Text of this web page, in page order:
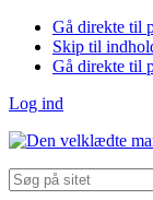
Gå direkte til
Skip til
Gå direkte til
Log ind
Søg
på